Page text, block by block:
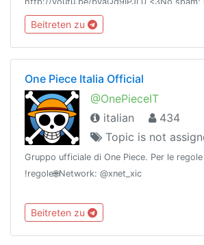
bestiemmeCanale:
@LaMusaNetwork 📚
Beitreten zu
One Piece Italia Official
@OnePieceIT
italian
434
Topic is not
Gruppo ufficiale di One Piece. Per le
!regole🌐Network: @xnet_xic
Beitreten zu